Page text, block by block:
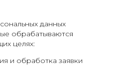
данных
обрабатываются
целях:
и обработка заявки